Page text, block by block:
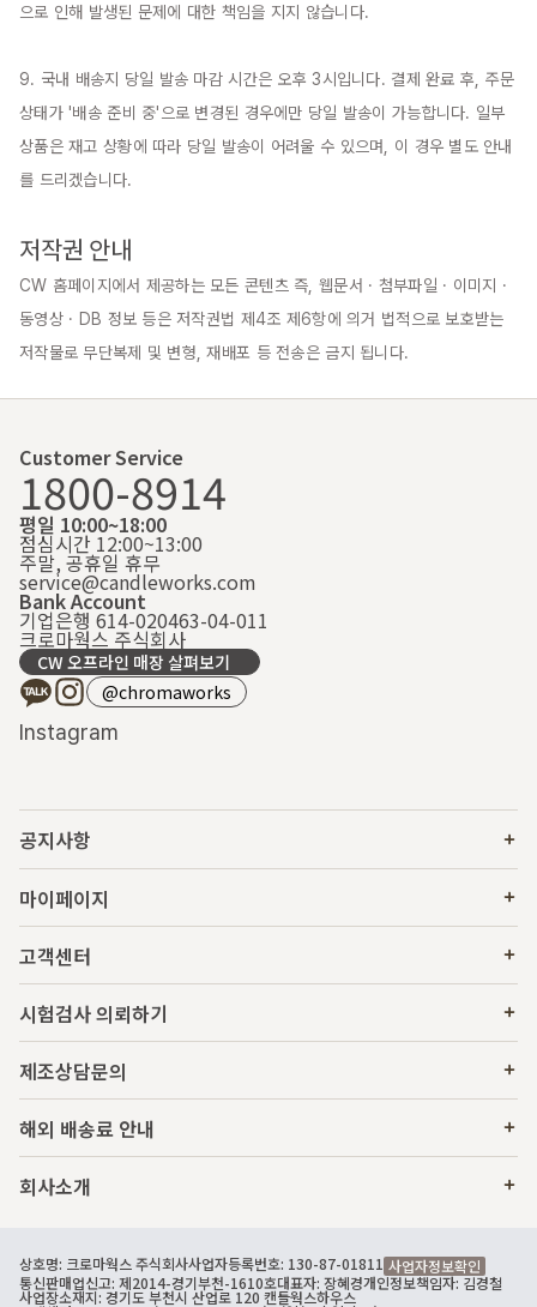
으로 인해 발생된 문제에 대한 책임을 지지 않습니다.
9. 국내 배송지 당일 발송 마감 시간은 오후 3시입니다. 결제 완료 후, 주문
상태가 '배송 준비 중'으로 변경된 경우에만 당일 발송이 가능합니다. 일부
상품은 재고 상황에 따라 당일 발송이 어려울 수 있으며, 이 경우 별도 안내
를 드리겠습니다.
저작권 안내
CW 홈페이지에서 제공하는 모든 콘텐츠 즉, 웹문서 · 첨부파일 · 이미지 ·
동영상 · DB 정보 등은 저작권법 제4조 제6항에 의거 법적으로 보호받는
저작물로 무단복제 및 변형, 재배포 등 전송은 금지 됩니다.
Customer Service
1800-8914
평일 10:00~18:00
점심시간 12:00~13:00
주말, 공휴일 휴무
service@candleworks.com
Bank Account
기업은행 614-020463-04-011
크로마웍스 주식회사
CW 오프라인 매장 살펴보기
@chromaworks
Instagram
공지사항
마이페이지
고객센터
시험검사 의뢰하기
제조상담문의
해외 배송료 안내
회사소개
상호명: 크로마웍스 주식회사사업자등록번호: 130-87-01811 사업자정보확인
통신판매업신고: 제2014-경기부천-1610호대표자: 장혜경개인정보책임자: 김경철
사업장소재지: 경기도 부천시 산업로 120 캔들웍스하우스